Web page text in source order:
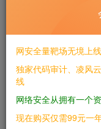
訪問此鏈接，可以看
通過 用戶名重置密
POST /api/User/
Host: xxxxxxxxxx
网安全量靶场无境上
独家代码审计、凌风
线
网络安全从拥有一个
现在购买仅需99元一